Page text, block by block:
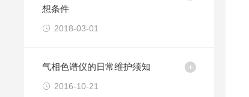
想条件
2018-03-01
气相色谱仪的日常维护须知
2016-10-21